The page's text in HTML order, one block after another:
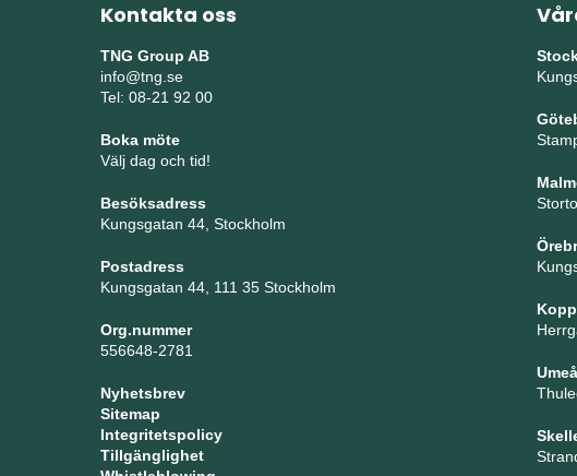
Kontakta oss
TNG Group AB
info@tng.se
Tel: 08-21 92 00
Boka möte
Välj dag och tid!
Besöksadress
Kungsgatan 44, Stockholm
Postadress
Kungsgatan 44, 111 35 Stockholm
Org.nummer
556648-2781
Nyhetsbrev
Sitemap
Integritetspolicy
Tillgänglighet
Umeå